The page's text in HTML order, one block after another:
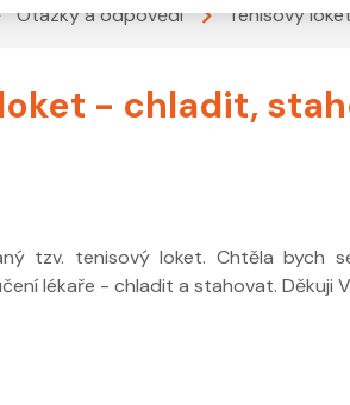
Otázky a odpovědi Tenisový
- chladit,
tzv. tenisový loket. Chtěla
lékaře - chladit a stahovat. Děkuji